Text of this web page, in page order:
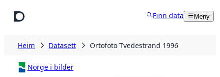
Finn data Meny
Heim Datasett Ortofoto Tvedestrand 1996
Norge i bilder